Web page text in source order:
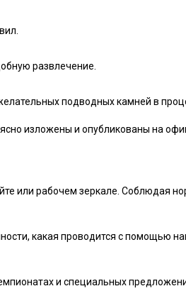
развлечение.
подводных камней в
изложены и опубликованы на
или рабочем зеркале. Соблюдая
какая проводится с помощью
и специальных